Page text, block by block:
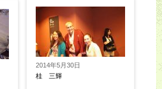
2014年5月30日
桂 三輝